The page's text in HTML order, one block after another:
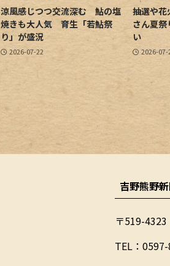
涼風感じつつ交流深む 鮎の塩
焼きも大人気 育生「若鮎祭
り」が盛況
2026-07-22
抽選や
さん夏祭
い
2026-07-
吉野熊野
〒519-
​TEL：